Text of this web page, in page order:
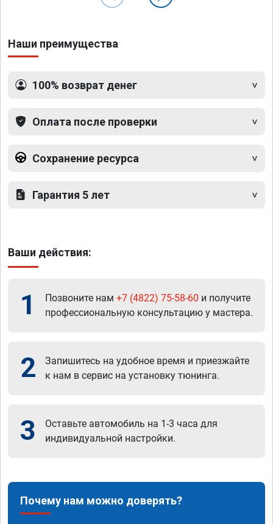
Наши преимущества
100% возврат денег
Оплата после проверки
Сохранение ресурса
Гарантия 5 лет
Ваши действия:
1 Позвоните нам +7 (4822) 75-58-60 и получите
профессиональную консультацию у мастера.
2
Запишитесь на удобное время и приезжайте
к нам в сервис на установку тюнинга.
3
Оставьте автомобиль на 1-3 часа для
индивидуальной настройки.
Почему нам можно доверять?